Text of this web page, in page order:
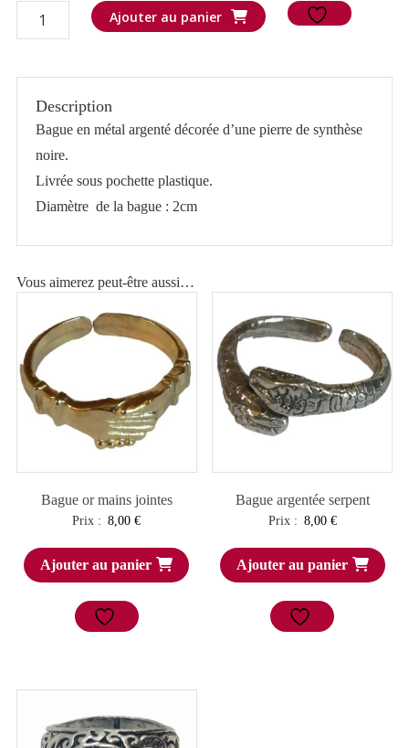
quantité
de
noire
Ajouter au panier
Description
Bague en métal argenté décorée d’une pierre de synthèse
noire.
Livrée sous pochette plastique.
Diamètre de la bague : 2cm
Vous aimerez peut-être aussi…
Bague or mains jointes
Prix : 8,00€
Ajouter au panier
Bague argentée serpent
Prix : 8,00 €
Ajouter au panier